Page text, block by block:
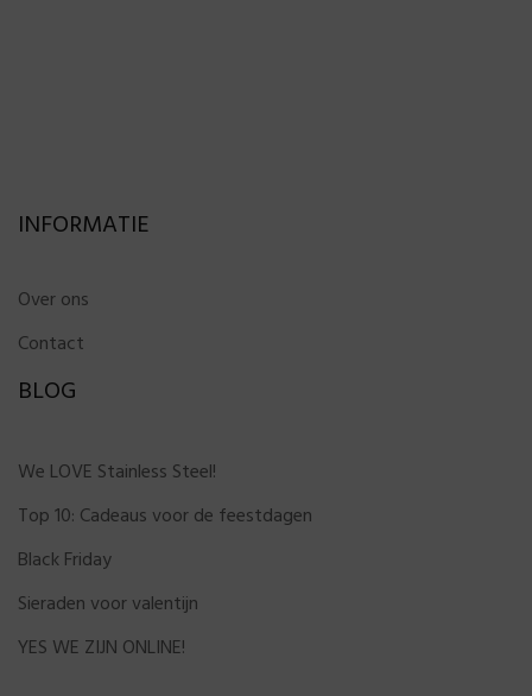
INFORMATIE
Over ons
Contact
BLOG
We LOVE Stainless Steel!
Top 10: Cadeaus voor de feestdagen
Black Friday
Sieraden voor valentijn
YES WE ZIJN ONLINE!